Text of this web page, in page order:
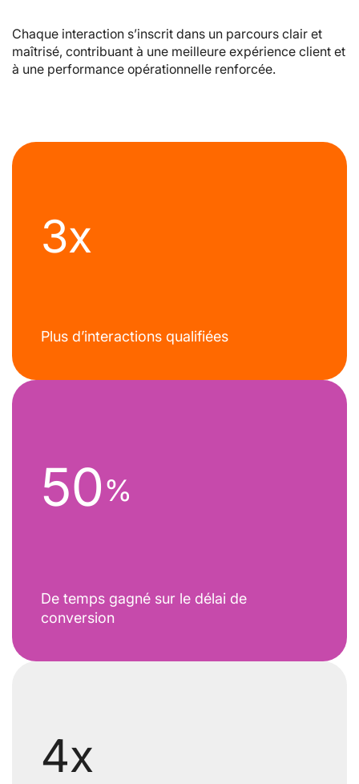
Chaque interaction s’inscrit dans un parcours clair et
maîtrisé, contribuant à une meilleure expérience client et
à une performance opérationnelle renforcée.
3x
Plus d’interactions qualifiées
50%
De temps gagné sur le délai de
conversion
4x